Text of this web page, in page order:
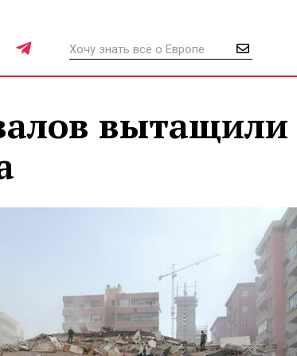
вытащили